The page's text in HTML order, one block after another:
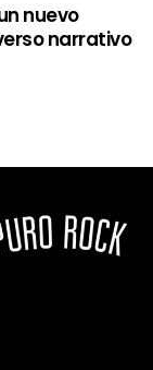
nuevo
narrativo